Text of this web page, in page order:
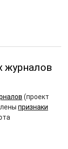
журналов
(проект
признаки